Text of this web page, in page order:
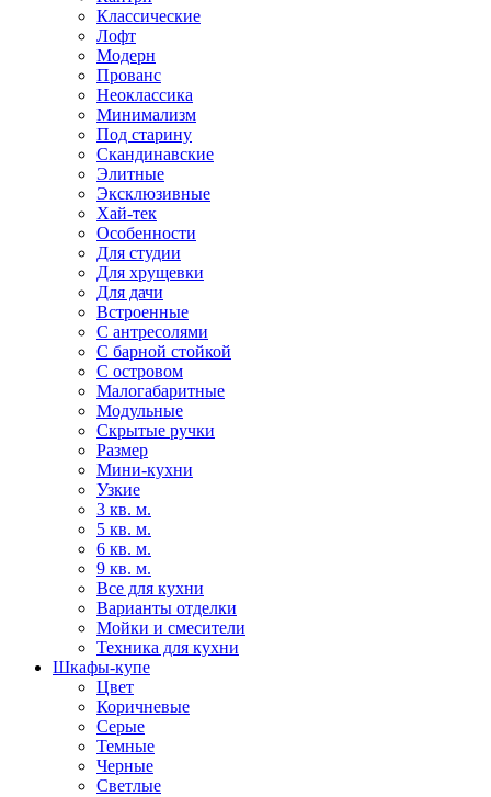
Классические
Лофт
Модерн
Прованс
Неоклассика
Минимализм
Под старину
Скандинавские
Элитные
Эксклюзивные
Хай-тек
Особенности
Для студии
Для хрущевки
Для дачи
Встроенные
С антресолями
С барной стойкой
С островом
Малогабаритные
Модульные
Скрытые ручки
Размер
Мини-кухни
Узкие
3 кв. м.
5 кв. м.
6 кв. м.
9 кв. м.
Все для кухни
Варианты отделки
Мойки и смесители
Техника для кухни
Шкафы-купе
Цвет
Коричневые
Серые
Темные
Черные
Светлые